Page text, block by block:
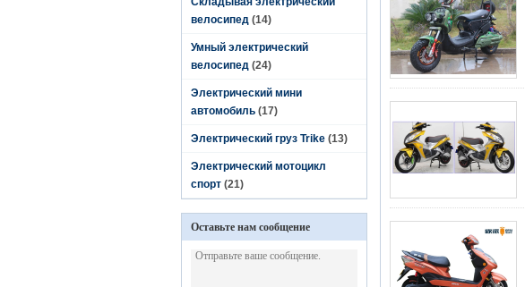
велосипед (14)
Умный электрический
велосипед (24)
Электрический мини
автомобиль (17)
Электрический груз Trike (13)
Электрический мотоцикл
спорт (21)
Оставьте нам сообщение